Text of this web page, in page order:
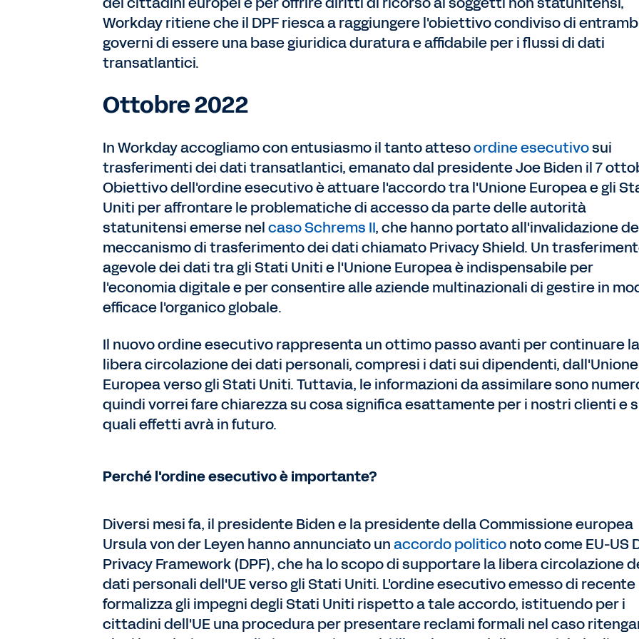
Workday ritiene che il DPF riesca a raggiungere l'obiettivo condiviso di
governi di essere una base giuridica duratura e affidabile per i flussi di dati
transatlantici.
Ottobre 2022
In Workday accogliamo con entusiasmo il tanto attesoordine esecutivosui
trasferimenti dei dati transatlantici, emanato dal presidente Joe Biden il 7
Obiettivo dell'ordine esecutivo è attuare l'accordo tra l'Unione Europea e gli
Uniti per affrontare le problematiche di accesso da parte delle autorità
statunitensi emerse nelcaso Schrems II, che hanno portato all'invalidazione
meccanismo di trasferimento dei dati chiamato Privacy Shield. Un
agevole dei dati tra gli Stati Uniti e l'Unione Europea è indispensabile per
l'economia digitale e per consentire alle aziende multinazionali di gestire in
efficace l'organico globale.
Il nuovo ordine esecutivo rappresenta un ottimo passo avanti per continuare la
libera circolazione dei dati personali, compresi i dati sui dipendenti, dall'Unione
Europea verso gli Stati Uniti. Tuttavia, le informazioni da assimilare sono
quindi vorrei fare chiarezza su cosa significa esattamente per i nostri clienti e
quali effetti avrà in futuro.
Perché l'ordine esecutivo è importante?
Diversi mesi fa, il presidente Biden e la presidente della Commissione europea
Ursula von der Leyen hanno annunciato unaccordo politiconoto come EU-US
Privacy Framework (DPF), che ha lo scopo di supportare la libera circolazione
dati personali dell'UE verso gli Stati Uniti. L'ordine esecutivo emesso di recente
formalizza gli impegni degli Stati Uniti rispetto a tale accordo, istituendo per i
cittadini dell'UE una procedura per presentare reclami formali nel caso